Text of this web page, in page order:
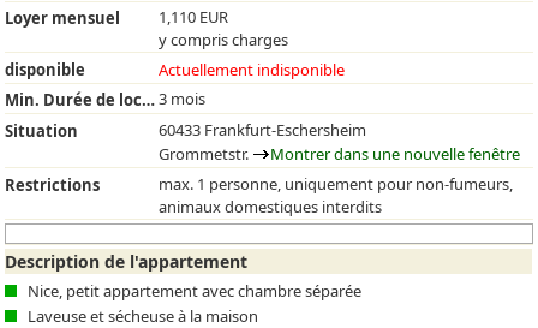
Loyer mensuel
1,110 EUR
y compris charges
disponible
Actuellement indisponible
Min. Durée de location3 mois
Situation
60433 Frankfurt-Eschersheim
Grommetstr.
Montrer dans une nouvelle fenêtre
Restrictions
max. 1 personne, uniquement pour non-fumeurs,
animaux domestiques interdits
Description de l'appartement
Nice, petit appartement avec chambre séparée
Laveuse et sécheuse à la maison